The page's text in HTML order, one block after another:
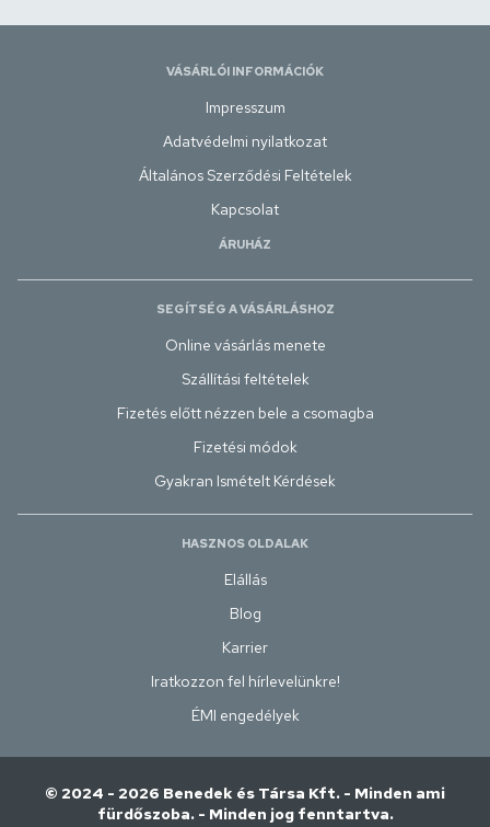
VÁSÁRLÓI INFORMÁCIÓK
Impresszum
Adatvédelmi nyilatkozat
Általános Szerződési Feltételek
Kapcsolat
ÁRUHÁZ
SEGÍTSÉG A VÁSÁRLÁSHOZ
Online vásárlás menete
Szállítási feltételek
Fizetés előtt nézzen bele a csomagba
Fizetési módok
Gyakran Ismételt Kérdések
HASZNOS OLDALAK
Elállás
Blog
Karrier
Iratkozzon fel hírlevelünkre!
ÉMI engedélyek
© 2024 - 2026 Benedek és Társa Kft. - Minden ami
fürdőszoba. - Minden jog fenntartva.